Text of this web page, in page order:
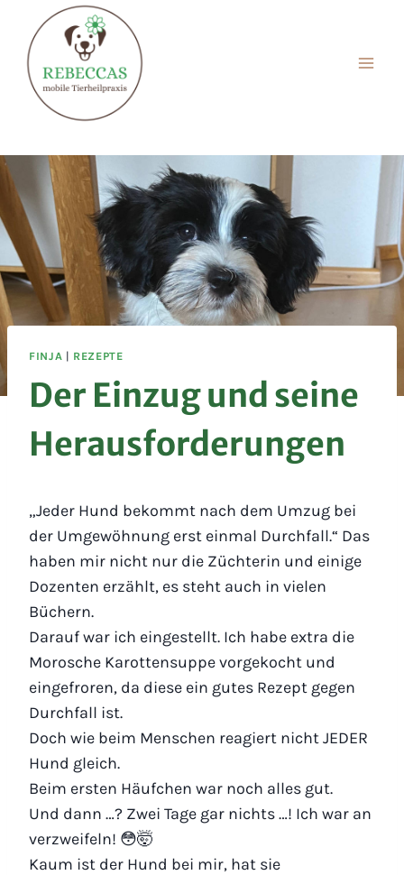
Inhalt
springen
FINJA | REZEPTE
Der Einzug und seine
Herausforderungen
„Jeder Hund bekommt nach dem Umzug bei
der Umgewöhnung erst einmal Durchfall.“ Das
haben mir nicht nur die Züchterin und einige
Dozenten erzählt, es steht auch in vielen
Büchern.
Darauf war ich eingestellt. Ich habe extra die
Morosche Karottensuppe vorgekocht und
eingefroren, da diese ein gutes Rezept gegen
Durchfall ist.
Doch wie beim Menschen reagiert nicht JEDER
Hund gleich.
Beim ersten Häufchen war noch alles gut.
Und dann …? Zwei Tage gar nichts …! Ich war an
verzweifeln! 😳🤯
Kaum ist der Hund bei mir, hat sie